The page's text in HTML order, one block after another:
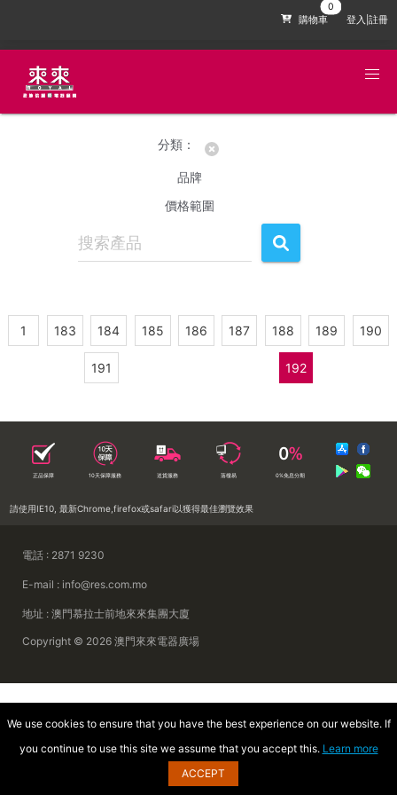
購物車 登入|註冊
分類：
品牌
價格範圍
1 183 184 185 186 187 188 189 190
191 192
正品保障 10天保障服務 送貨服務 落樓易 0%免息分期
請使用IE10, 最新Chrome,firefox或safari以獲得最佳瀏覽效果
電話 : 2871 9230
E-mail : info@res.com.mo
地址 : 澳門慕拉士前地來來集團大廈
Copyright © 2026 澳門來來電器廣場
We use cookies to ensure that you have the best experience on our website. If
you continue to use this site we assume that you accept this. Learn more
ACCEPT